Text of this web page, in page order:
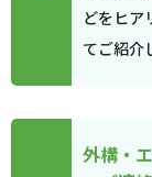
どをヒア
てご紹介
外構・